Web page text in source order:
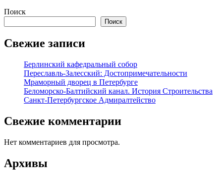
Поиск
Поиск
Свежие записи
Берлинский кафедральный собор
Переславль-Залесский: Достопримечательности
Мраморный дворец в Петербурге
Беломорско-Балтийский канал. История Строительства
Санкт-Петербургское Адмиралтейство
Свежие комментарии
Нет комментариев для просмотра.
Архивы